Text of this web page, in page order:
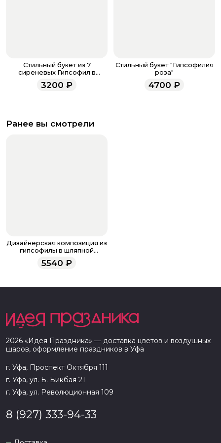
Стильный букет из 7
сиреневых Гипсофил в
матовой бумаге
3200 ₽
Стильный букет "Гипсофилия
роза"
4700 ₽
Ранее вы смотрели
Дизайнерская композиция из
гипсофилы в шляпной
коробке "Радуга мини"
5540 ₽
2026 «Идея Праздника» — доставка цветов и воздушных
шаров, оформление праздников в Уфа
г. Уфа, Проспект Октября 111
г. Уфа, ул. Б. Бикбая 21
г. Уфа, ул. Революционная 109
8 (927) 333-94-33